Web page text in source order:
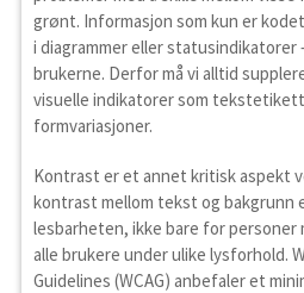
grønt. Informasjon som kun er
i diagrammer eller statusindikatorer
brukerne. Derfor må vi alltid
visuelle indikatorer som
formvariasjoner.
Kontrast er et annet kritisk aspekt
kontrast mellom tekst og bakgrunn
lesbarheten, ikke bare for
alle brukere under ulike lysforhold.
Guidelines (WCAG) anbefaler et